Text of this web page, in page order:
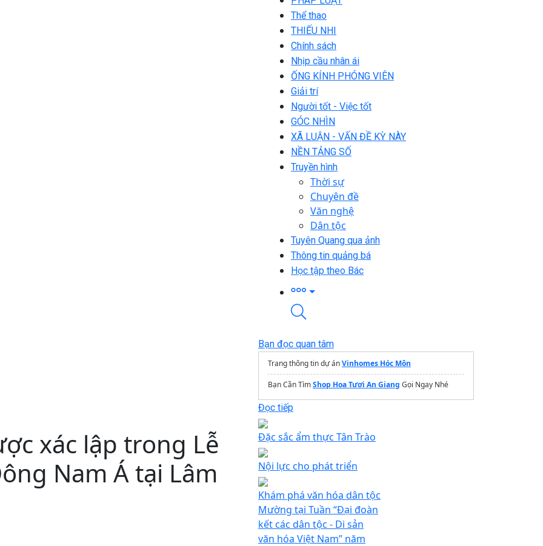
Thể thao
THIẾU NHI
Chính sách
Nhịp cầu nhân ái
ỐNG KÍNH PHÓNG VIÊN
Giải trí
Người tốt - Việc tốt
GÓC NHÌN
XÃ LUẬN - VẤN ĐỀ KỲ NÀY
NỀN TẢNG SỐ
Truyền hình
Thời sự
Chuyên đề
Văn nghệ
Dân tộc
Tuyên Quang qua ảnh
Thông tin quảng bá
Học tập theo Bác
xác lập trong Lễ
Nam Á tại Lâm
Bạn đọc quan tâm
Trang thông tin dự ánVinhomes Hóc Môn
Bạn Cần TìmShop Hoa Tươi An Giang Gọi Ngay Nhé
Đọc tiếp
Đặc sắc ẩm thực Tân Trào
Nội lực cho phát triển
Khám phá văn hóa dân tộc
Mường tại Tuần “Đại đoàn
kết các dân tộc - Di sản
văn hóa Việt Nam” năm